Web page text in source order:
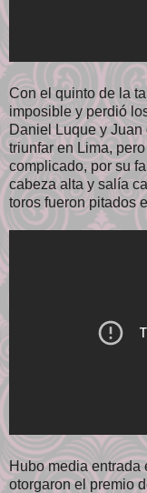
Con el quinto de la
imposible y perdió
Daniel Luque y
triunfar en Lima,
complicado, por su
cabeza alta y salía
toros fueron pitados
Hubo media entrada
otorgaron el premio